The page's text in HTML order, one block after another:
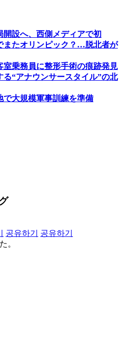
設へ、西側メディアで初
またオリンピック？…脱北者が
室乗務員に整形手術の痕跡発見
“アナウンサースタイル”の北
で大規模軍事訓練を準備
공유하기
공유하기
。